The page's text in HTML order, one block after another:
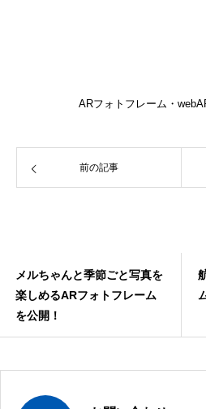
ARフォトフレーム・
前の記事
節ごと写真を
トフレーム
航空会社のARフ
ムにてご利用頂